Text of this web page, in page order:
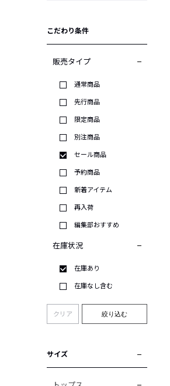
こだわり条件
販売タイプ
通常商品
先行商品
限定商品
別注商品
セール商品
予約商品
新着アイテム
再入荷
編集部おすすめ
在庫状況
在庫あり
在庫なし含む
クリア 絞り込む
サイズ